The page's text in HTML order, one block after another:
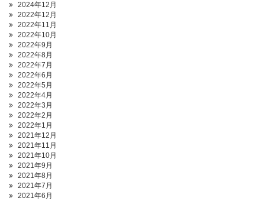
2024年12月
2022年12月
2022年11月
2022年10月
2022年9月
2022年8月
2022年7月
2022年6月
2022年5月
2022年4月
2022年3月
2022年2月
2022年1月
2021年12月
2021年11月
2021年10月
2021年9月
2021年8月
2021年7月
2021年6月